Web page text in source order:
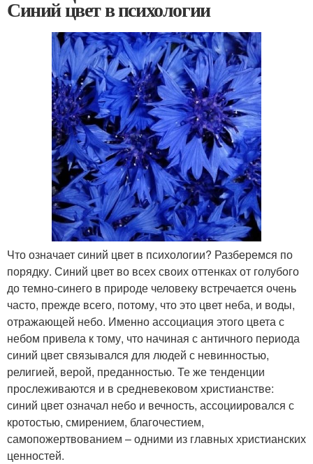
Синий цвет в психологии
Что означает синий цвет в психологии? Разберемся по
порядку. Синий цвет во всех своих оттенках от голубого
до темно-синего в природе человеку встречается очень
часто, прежде всего, потому, что это цвет неба, и воды,
отражающей небо. Именно ассоциация этого цвета с
небом привела к тому, что начиная с античного периода
синий цвет связывался для людей с невинностью,
религией, верой, преданностью. Те же тенденции
прослеживаются и в средневековом христианстве:
синий цвет означал небо и вечность, ассоциировался с
кротостью, смирением, благочестием,
самопожертвованием – одними из главных христианских
ценностей.